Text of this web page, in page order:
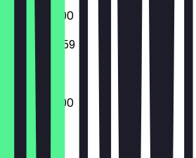
08:30 - 01:00
09:00 - 23:59
08:30 - 01:00